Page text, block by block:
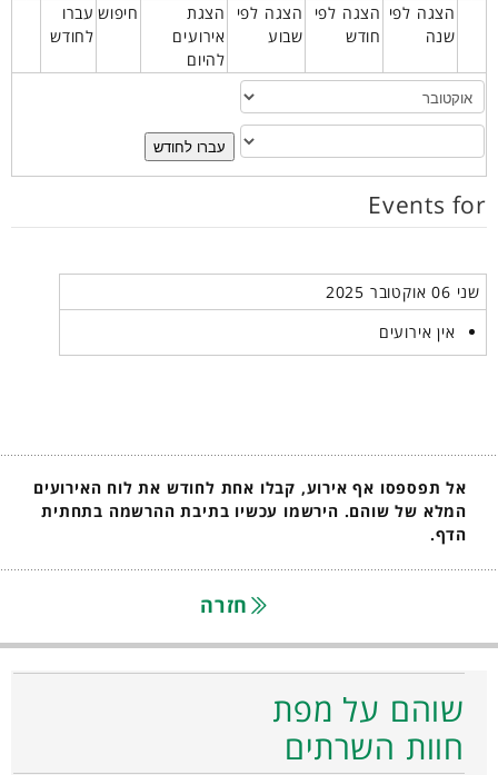
הצגה לפי
שנה
הצגה לפי
חודש
הצגה לפי
שבוע
הצגת
אירועים
להיום
חיפוש עברו
לחודש
עברו לחודש
Events for
שני 06 אוקטובר 2025
אין אירועים
אל תפספסו אף אירוע, קבלו אחת לחודש את לוח האירועים
המלא של שוהם. הירשמו עכשיו בתיבת ההרשמה בתחתית
הדף.
חזרה
שוהם על מפת
חוות השרתים